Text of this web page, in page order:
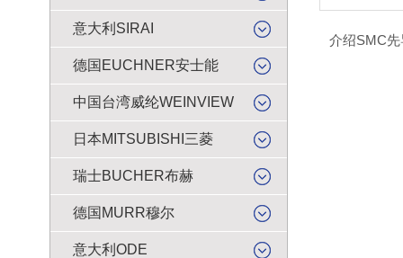
意大利SIRAI
德国EUCHNER安士能
中国台湾威纶WEINVIEW
日本MITSUBISHI三菱
瑞士BUCHER布赫
德国MURR穆尔
意大利ODE
介绍SMC